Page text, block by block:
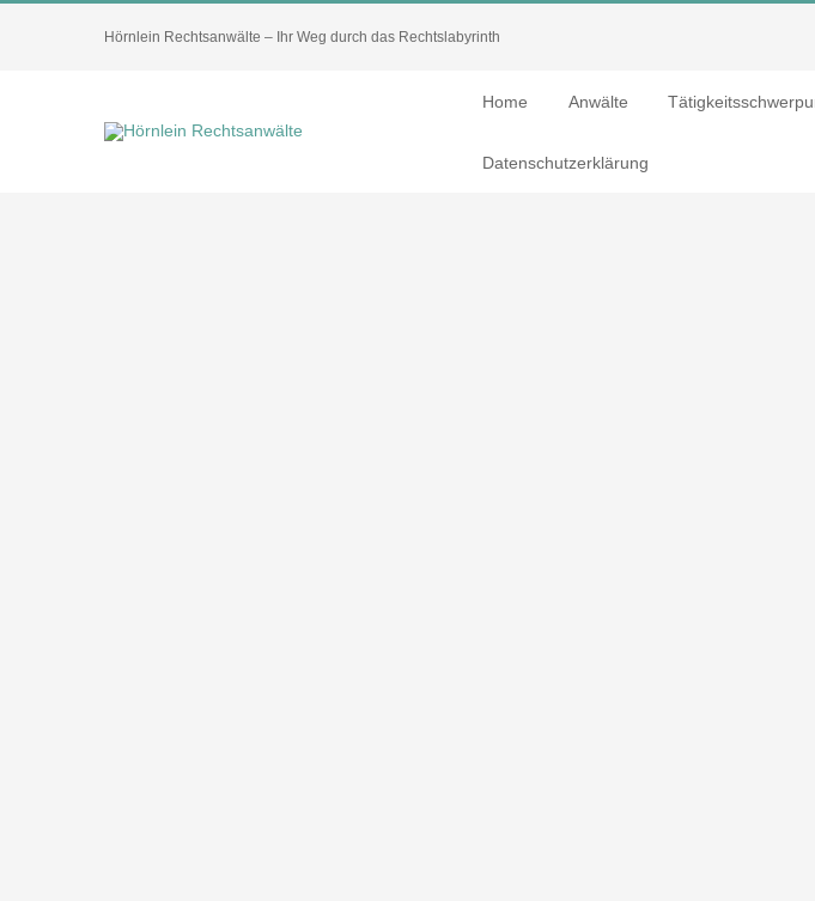
Hörnlein Rechtsanwälte – Ihr Weg durch das Rechtslabyrinth
Home Anwälte
Datenschutzerklärung